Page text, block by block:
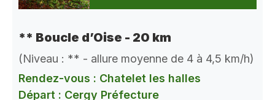
** Boucle d’Oise - 20 km
(Niveau : ** - allure moyenne de 4 à 4,5 km/h)
Rendez-vous : Chatelet les halles
Départ : Cergy Préfecture